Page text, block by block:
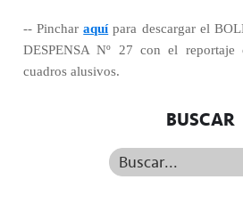
-- Pincharaquí para descargar el
DESPENSA Nº 27 con el
cuadros alusivos.
BUSCAR
Buscar...